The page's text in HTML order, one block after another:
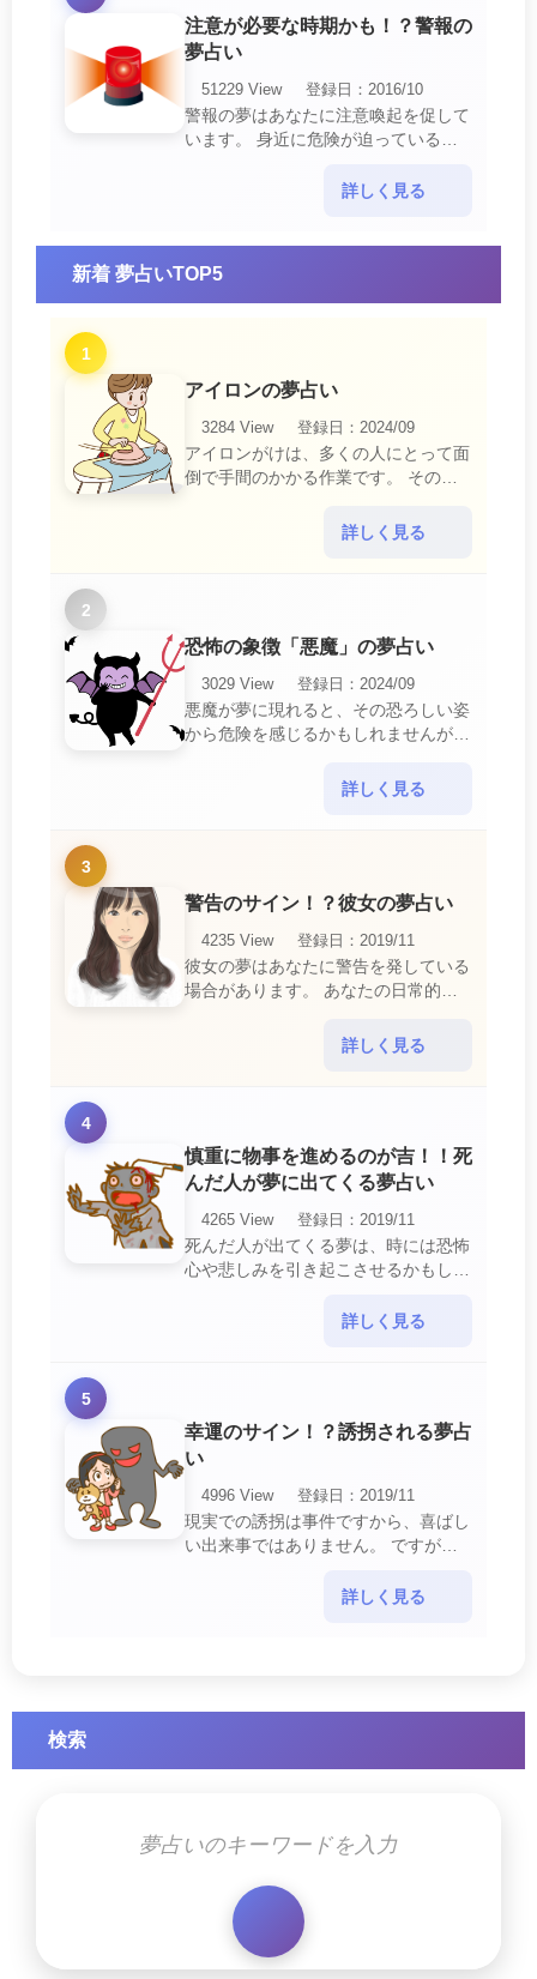
注意が必要な時期かも！？警報の
夢占い
51229 View
登録日：2016/10
警報の夢はあなたに注意喚起を促して
います。 身近に危険が迫っている暗
て危機を回避する事が必要です。 ま
詳しく見る
新着 夢占いTOP5
1
アイロンの夢占い
3284 View
登録日：2024/09
アイロンがけは、多くの人にとって面
倒で手間のかかる作業です。 そのた
中で感じるわずらわしさやストレスか
詳しく見る
2
恐怖の象徴「悪魔」の夢占い
3029 View
登録日：2024/09
悪魔が夢に現れると、その恐ろしい姿
から危険を感じるかもしれませんが、
詳しく見る
3
警告のサイン！？彼女の夢占い
4235 View
登録日：2019/11
彼女の夢はあなたに警告を発している
場合があります。 あなたの日常的な
詳しく見る
4
慎重に物事を進めるのが吉！！死
んだ人が夢に出てくる夢占い
4265 View
登録日：2019/11
死んだ人が出てくる夢は、時には恐怖
心や悲しみを引き起こさせるかもしれ
意して欲しいメッセージや警告を伝え
詳しく見る
5
幸運のサイン！？誘拐される夢占
い
4996 View
登録日：2019/11
現実での誘拐は事件ですから、喜ばし
い出来事ではありません。 ですが、
詳しく見る
検索